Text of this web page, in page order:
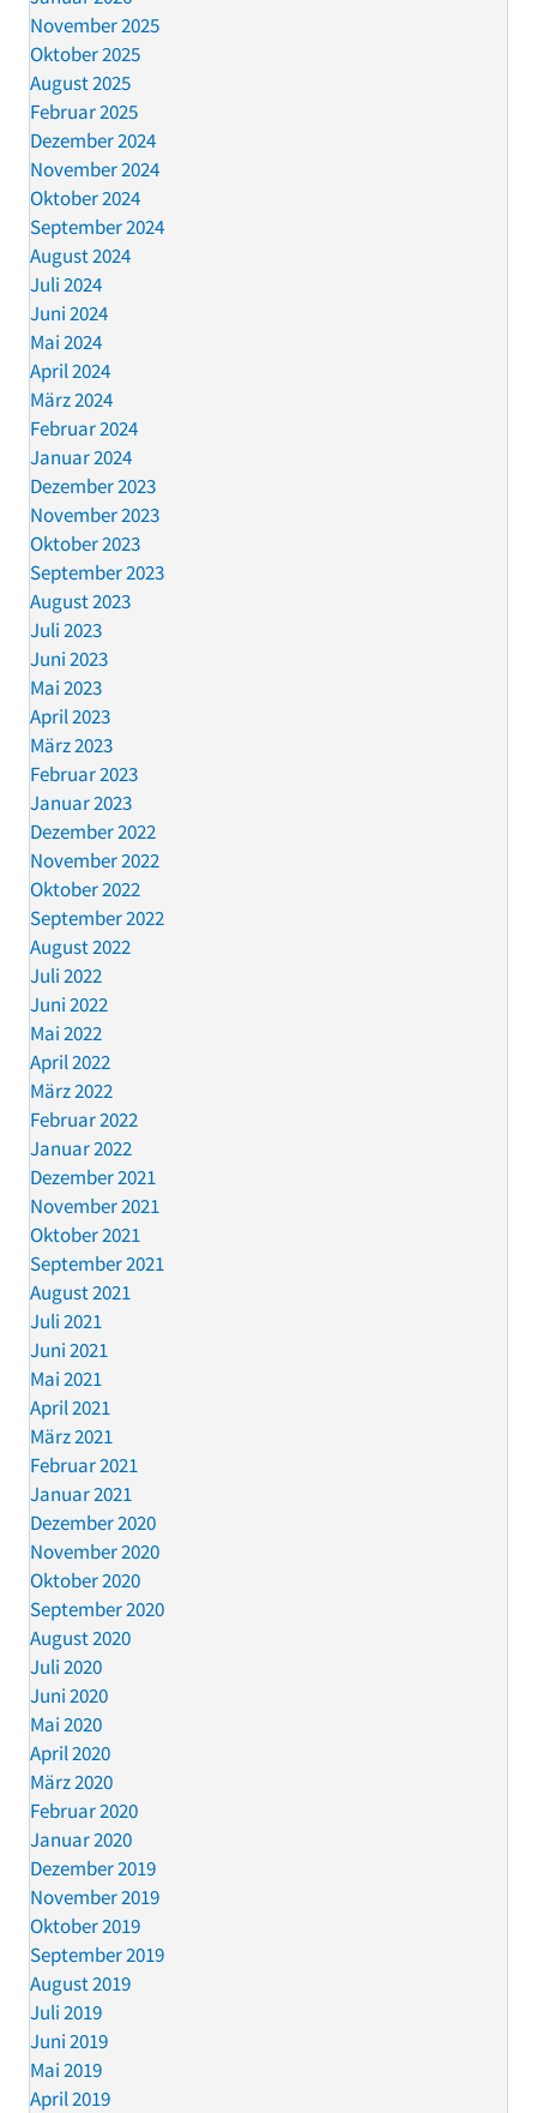
November 2025
Oktober 2025
August 2025
Februar 2025
Dezember 2024
November 2024
Oktober 2024
September 2024
August 2024
Juli 2024
Juni 2024
Mai 2024
April 2024
März 2024
Februar 2024
Januar 2024
Dezember 2023
November 2023
Oktober 2023
September 2023
August 2023
Juli 2023
Juni 2023
Mai 2023
April 2023
März 2023
Februar 2023
Januar 2023
Dezember 2022
November 2022
Oktober 2022
September 2022
August 2022
Juli 2022
Juni 2022
Mai 2022
April 2022
März 2022
Februar 2022
Januar 2022
Dezember 2021
November 2021
Oktober 2021
September 2021
August 2021
Juli 2021
Juni 2021
Mai 2021
April 2021
März 2021
Februar 2021
Januar 2021
Dezember 2020
November 2020
Oktober 2020
September 2020
August 2020
Juli 2020
Juni 2020
Mai 2020
April 2020
März 2020
Februar 2020
Januar 2020
Dezember 2019
November 2019
Oktober 2019
September 2019
August 2019
Juli 2019
Juni 2019
Mai 2019
April 2019